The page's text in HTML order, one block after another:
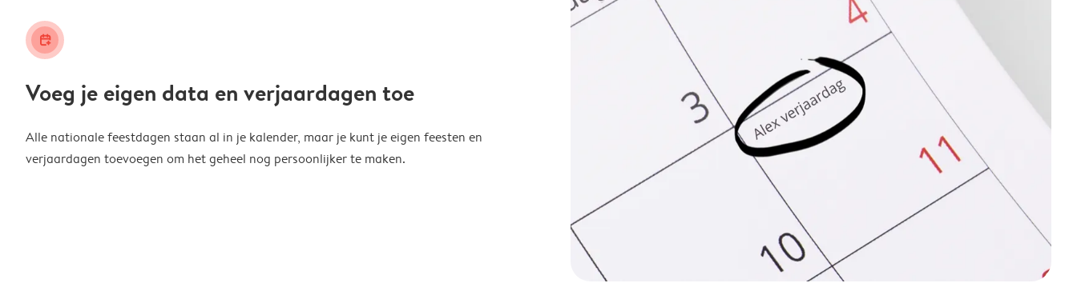
calendar_plus
Voeg je eigen data en verjaardagen toe
Alle nationale feestdagen staan al in je kalender, maar je kunt je eigen feesten en
verjaardagen toevoegen om het geheel nog persoonlijker te maken.